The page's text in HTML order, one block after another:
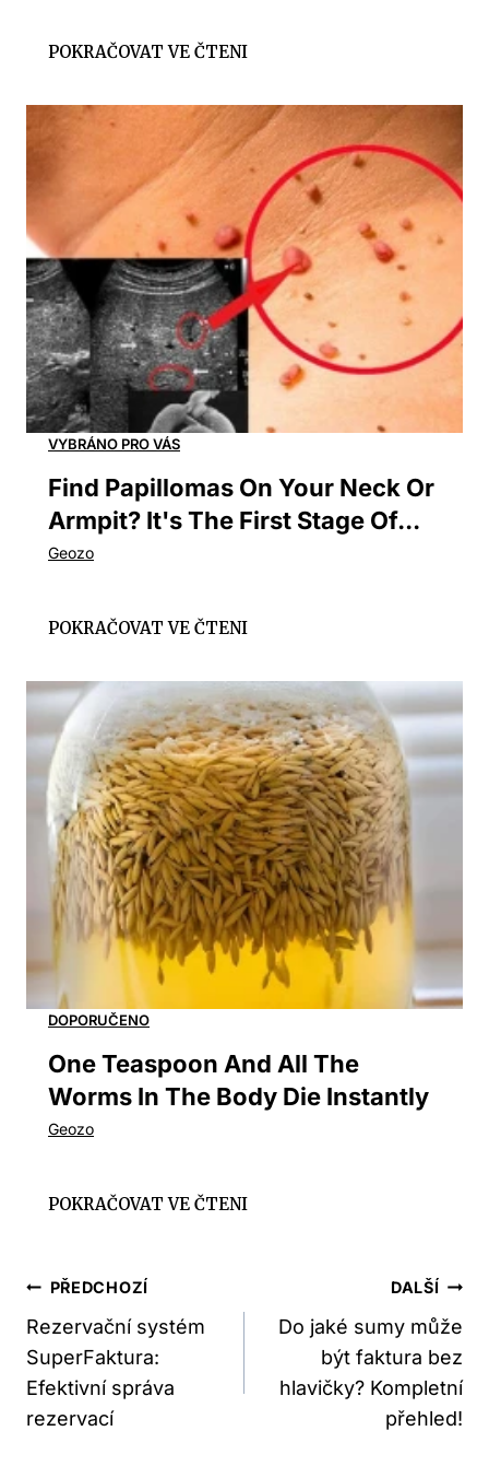
Find Papillomas On Your Neck Or
Armpit? It's The First Stage Of...
One Teaspoon And All The
Worms In The Body Die Instantly
Navigace
Pro
Příspěvek
PŘEDCHOZÍ
Rezervační systém
SuperFaktura:
Efektivní správa
rezervací
DALŠÍ
Do jaké sumy může
být faktura bez
hlavičky? Kompletní
přehled!